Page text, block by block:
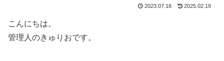
2023.07.18 2025.02.19
こんにちは。
管理人のきゅりおです。